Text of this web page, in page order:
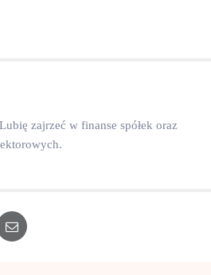
zajrzeć w finanse spółek oraz